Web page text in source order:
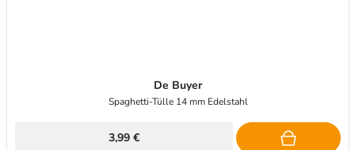
De Buyer
Spaghetti-Tülle 14 mm Edelstahl
3,99 €